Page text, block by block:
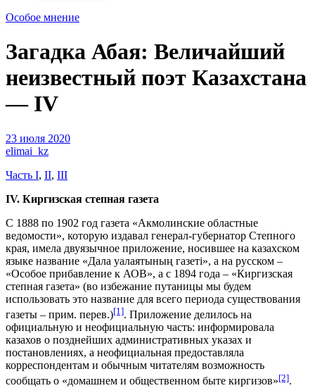
Особое мнение
Загадка Абая: Величайший
неизвестный поэт Казахстана
— IV
23 июля 2020
elimai_kz
Часть I, II, III
IV. Киргизская степная газета
С 1888 по 1902 год газета «Акмолинские областные
ведомости», которую издавал генерал-губернатор Степного
края, имела двуязычное приложение, носившее на казахском
языке название «Дала уалаятының газеті», а на русском –
«Особое прибавление к АОВ», а с 1894 года – «Киргизская
степная газета» (во избежание путаницы мы будем
использовать это название для всего периода существования
газеты – прим. перев.)[1]. Приложение делилось на
официальную и неофициальную часть: информировала
казахов о позднейших административных указах и
постановлениях, а неофициальная предоставляла
корреспондентам и обычным читателям возможность
сообщать о «домашнем и общественном быте киргизов»[2].